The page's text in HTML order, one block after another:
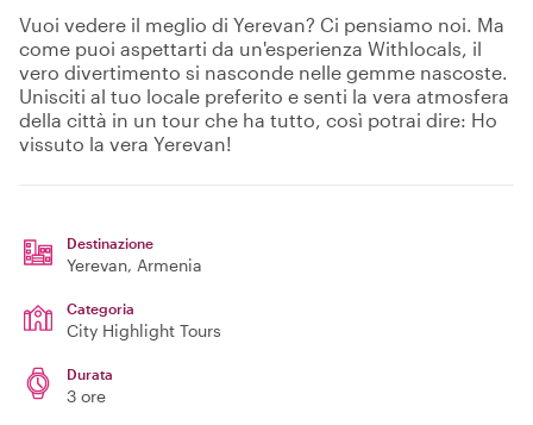
Vuoi vedere il meglio di Yerevan? Ci pensiamo noi. Ma
come puoi aspettarti da un'esperienza Withlocals, il
vero divertimento si nasconde nelle gemme nascoste.
Unisciti al tuo locale preferito e senti la vera atmosfera
della città in un tour che ha tutto, così potrai dire: Ho
vissuto la vera Yerevan!
Destinazione
Yerevan, Armenia
Categoria
City Highlight Tours
Durata
3 ore